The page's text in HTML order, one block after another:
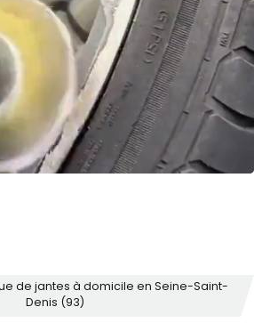
de jantes à domicile en Seine-Saint-
Denis (93)